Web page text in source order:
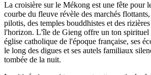
La croisière sur le Mékong est une fête pour
courbe du fleuve révèle des marchés
pilotis, des temples bouddhistes et des
l'horizon. L'île de Gieng offre un ton spirituel
église catholique de l'époque française, ses
le long des digues et ses autels familiaux
tombée de la nuit.